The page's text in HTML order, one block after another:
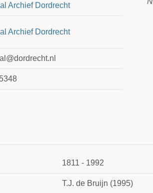
Archief Dordrecht
Archief Dordrecht
1811 - 1992
T.J. de Bruijn (1995)